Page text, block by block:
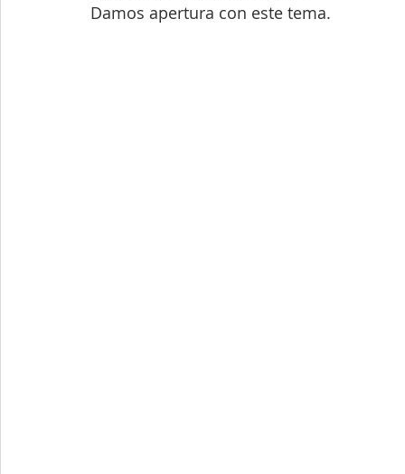
Damos apertura con este tema.